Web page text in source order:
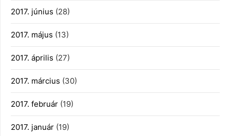
2017. június (28)
2017. május (13)
2017. április (27)
2017. március (30)
2017. február (19)
2017. január (19)